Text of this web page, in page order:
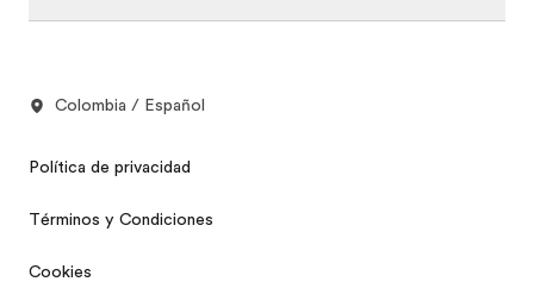
Colombia / Español
Política de privacidad
Términos y Condiciones
Cookies